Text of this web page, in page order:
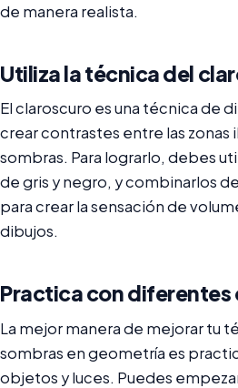
de manera realista.
Utiliza la técnica del
El claroscuro es una técnica de
crear contrastes entre las zonas
sombras. Para lograrlo, debes
de gris y negro, y combinarlos
para crear la sensación de
dibujos.
Practica con diferentes
La mejor manera de mejorar tu
sombras en geometría es
objetos y luces. Puedes